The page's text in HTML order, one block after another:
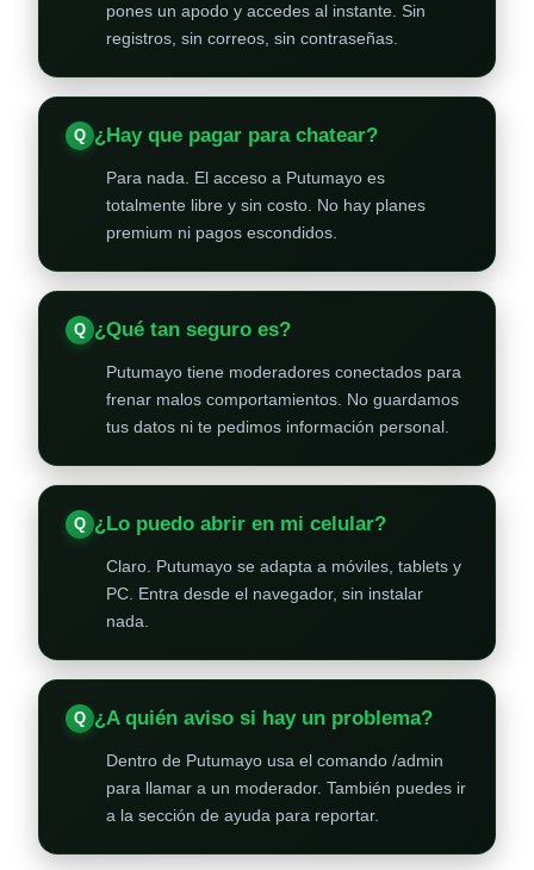
pones un apodo y accedes al instante. Sin
registros, sin correos, sin contraseñas.
¿Hay que pagar para chatear?
Para nada. El acceso a Putumayo es
totalmente libre y sin costo. No hay planes
premium ni pagos escondidos.
¿Qué tan seguro es?
Putumayo tiene moderadores conectados para
frenar malos comportamientos. No guardamos
tus datos ni te pedimos información personal.
¿Lo puedo abrir en mi celular?
Claro. Putumayo se adapta a móviles, tablets y
PC. Entra desde el navegador, sin instalar
nada.
¿A quién aviso si hay un problema?
Dentro de Putumayo usa el comando /admin
para llamar a un moderador. También puedes ir
a la sección de ayuda para reportar.